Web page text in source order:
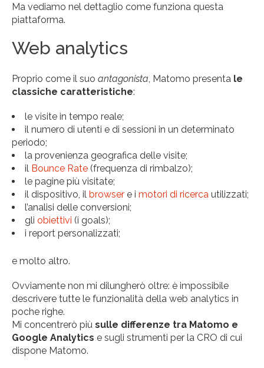
Ma vediamo nel dettaglio come funziona questa
piattaforma.
Web analytics
Proprio come il suo antagonista, Matomo presenta le
classiche caratteristiche:
le visite in tempo reale;
il numero di utenti e di sessioni in un determinato
periodo;
la provenienza geografica delle visite;
il Bounce Rate (frequenza di rimbalzo);
le pagine più visitate;
il dispositivo, il browser e i motori di ricerca utilizzati;
l’analisi delle conversioni;
gli obiettivi (i goals);
i report personalizzati;
e molto altro.
Ovviamente non mi dilungherò oltre: è impossibile
descrivere tutte le funzionalità della web analytics in
poche righe.
Mi concentrerò più sulle differenze tra Matomo e
Google Analytics e sugli strumenti per la CRO di cui
dispone Matomo.